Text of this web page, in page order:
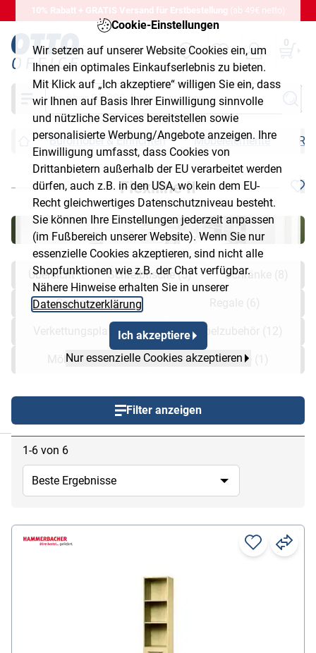
Cookie-Einstellungen
Wir setzen auf unserer Website Cookies ein, um
Ihnen ein optimales Einkaufserlebnis zu bieten.
Mit Klick auf „Ich akzeptiere“ willigen Sie ein, dass
wir Ihnen auf Basis Ihrer Einwilligung sinnvolle
und nützliche Services bereitstellen sowie
personalisierte Werbung/Angebote anzeigen. Ihre
Einwilligung umfasst, dass Cookies von
Drittanbietern außerhalb der EU verarbeitet werden
dürfen, auch z.B. in den USA, wo kein dem EU-
Recht gleichwertiges Datenschutzniveau besteht.
Sie können Ihre Einstellungen jederzeit anpassen
(im Fußbereich unserer Website). Wenn Sie nur
essenzielle Cookies akzeptieren, sind nicht alle
Shopfunktionen wie z.B. der Chat verfügbar.
Nähere Hinweise erhalten Sie in unserer
Datenschutzerklärung
Ich akzeptiere
Nur essenzielle Cookies akzeptieren
10% Rabatt + GRATIS Versand für Erstbestellung (ab 49€ netto)
0
Suche
Büromöbel & Einrichten Möbelelemente
Flexiline II
Übersicht Schreibtische (5) Schränke (8)
Container (5)
Verkettungsplatten (2) Möbelzubehör (12)
Möbelsets (1) Ansatztische (1)
Filter anzeigen
1-6 von 6